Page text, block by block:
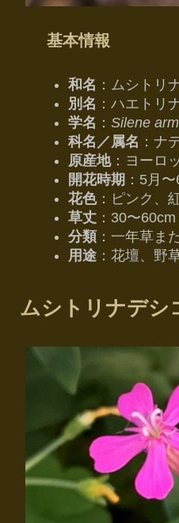
基本情報
和名 ：ムシトリ
別名 ：ハエトリ
学名 ： Silene
科名／属名 ：ナ
原産地：ヨーロ
開花時期 ：5月〜
花色：ピンク、
草丈 ：30〜60cm
分類：一年草ま
用途 ：花壇、野
ムシトリナデシ